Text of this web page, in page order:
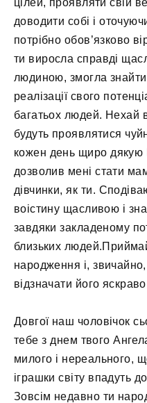
доводити собі і
потрібно обов’язково
ти виросла справді
людиною, змогла
реалізації свого
багатьох людей. Нехай
будуть проявлятися
кожен день щиро дякую
дозволив мені стати
дівчинки, як ти.
воістину щасливою і
завдяки закладеному
близьких
народження і,
відзначати його
Довгої наш чоловічок
тебе з днем ​​твого
милого і нереального,
іграшки світу впадуть
Зовсім недавно ти